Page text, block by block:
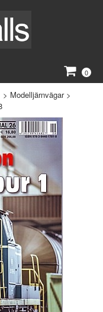
0
> Modelljärnvägar>